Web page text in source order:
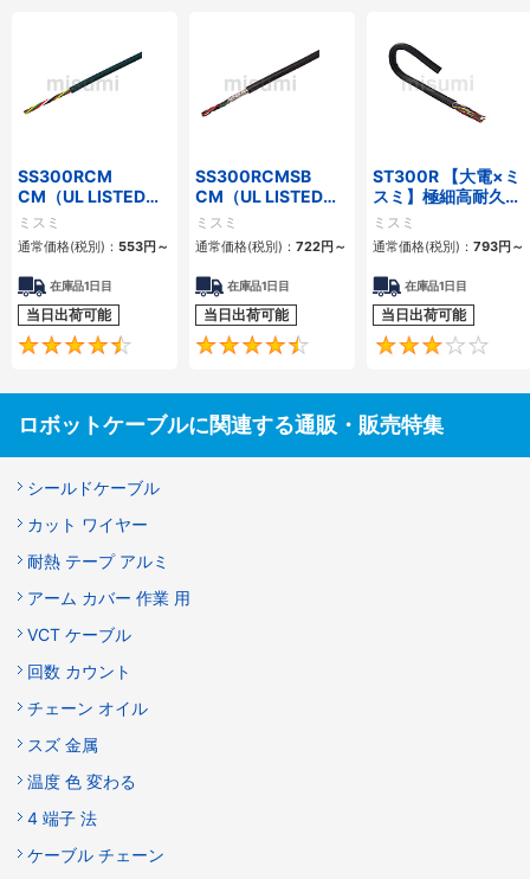
SS300RCM
CM（UL LISTED規
格・NEPA対応） 小
径
ミスミ
通常価格(税別)： 553円 ～
在庫品1日目
当日出荷可能
4.7
SS300RCMSB
CM（UL LISTED規
格・NEPA対応） 小
径 シールド付
ミスミ
通常価格(税別)： 722円 ～
在庫品1日目
当日出荷可能
4.5
ST300R 【大電×ミ
スミ】極細高耐久ロ
ボットケーブル（シ
ールド無・有）
ミスミ
通常価格(税別)： 793円 ～
在庫品1日目
当日出荷可能
ロボットケーブルに関連する通販・販売特集
シールドケーブル
カット ワイヤー
耐熱 テープ アルミ
アーム カバー 作業 用
VCT ケーブル
回数 カウント
チェーン オイル
スズ 金属
温度 色 変わる
4 端子 法
ケーブル チェーン